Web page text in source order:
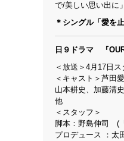
で/美しい思い出に
＊シングル「愛を
日９ドラマ 『
＜放送＞4月17日
＜キャスト＞芦田
山本耕史、加藤清
他
＜スタッフ＞
脚本：野島伸司 (
プロデュース ：太